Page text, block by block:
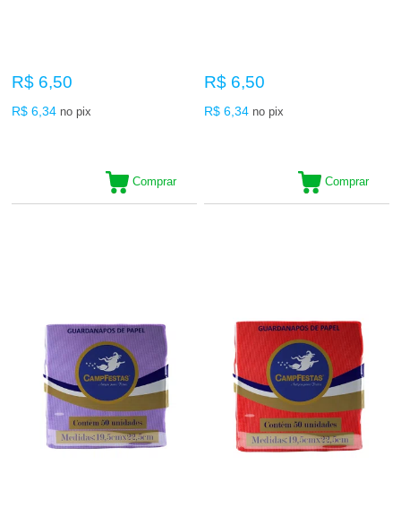
R$ 6,50
R$ 6,34 no pix
Comprar
R$ 6,50
R$ 6,34 no pix
Comprar